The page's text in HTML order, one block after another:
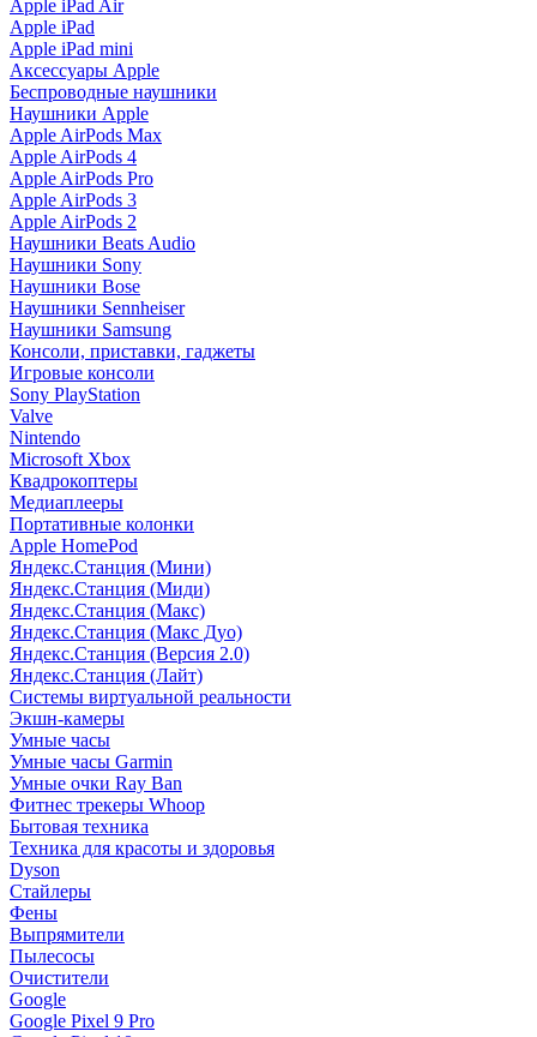
Apple iPad Air
Apple iPad
Apple iPad mini
Аксессуары Apple
Беспроводные наушники
Наушники Apple
Apple AirPods Max
Apple AirPods 4
Apple AirPods Pro
Apple AirPods 3
Apple AirPods 2
Наушники Beats Audio
Наушники Sony
Наушники Bose
Наушники Sennheiser
Наушники Samsung
Консоли, приставки, гаджеты
Игровые консоли
Sony PlayStation
Valve
Nintendo
Microsoft Xbox
Квадрокоптеры
Медиаплееры
Портативные колонки
Apple HomePod
Яндекс.Станция (Мини)
Яндекс.Станция (Миди)
Яндекс.Станция (Макс)
Яндекс.Станция (Макс Дуо)
Яндекс.Станция (Версия 2.0)
Яндекс.Станция (Лайт)
Системы виртуальной реальности
Экшн-камеры
Умные часы
Умные часы Garmin
Умные очки Ray Ban
Фитнес трекеры Whoop
Бытовая техника
Техника для красоты и здоровья
Dyson
Стайлеры
Фены
Выпрямители
Пылесосы
Очистители
Google
Google Pixel 9 Pro